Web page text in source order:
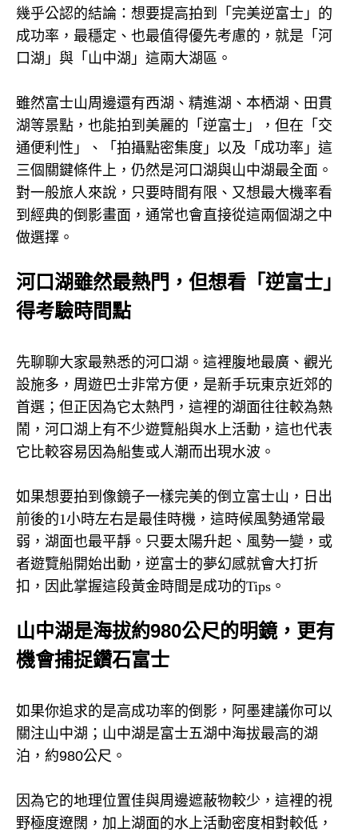
幾乎公認的結論：想要提高拍到「完美逆富士」的
成功率，最穩定、也最值得優先考慮的，就是「河
口湖」與「山中湖」這兩大湖區。
雖然富士山周邊還有西湖、精進湖、本栖湖、 田貫
湖等景點，也能拍到美麗的「逆富士」，但在「交
通便利性」、「拍攝點密集度」以及「成功率」這
三個關鍵條件上，仍然是河口湖與山中湖最全面。
對一般旅人來說，只要時間有限、又想最大機率看
到經典的倒影畫面，通常也會直接從這兩個湖之中
做選擇。
河口湖雖然最熱門，但想看「逆富士」
得考驗時間點
先聊聊大家最熟悉的河口湖。這裡腹地最廣、觀光
設施多，周遊巴士非常方便，是新手玩東京近郊的
首選；但正因為它太熱門，這裡的湖面往往較為熱
鬧，河口湖上有不少遊覽船與水上活動，這也代表
它比較容易因為船隻或人潮而出現水波。
如果想要拍到像鏡子一樣完美的倒立富士山，日出
前後的1小時左右是最佳時機，這時候風勢通常最
弱，湖面也最平靜。只要太陽升起、風勢一變，或
者遊覽船開始出動，逆富士的夢幻感就會大打折
扣，因此掌握這段黃金時間是成功的Tips 。
山中湖是海拔約980公尺的明鏡，更有
機會捕捉鑽石富士
如果你追求的是高成功率的倒影，阿墨建議你可以
關注山中湖；山中湖是富士五湖中海拔最高的湖
泊，約980公尺。
因為它的地理位置佳與周邊遮蔽物較少，這裡的視
野極度遼闊，加上湖面的水上活動密度相對較低，